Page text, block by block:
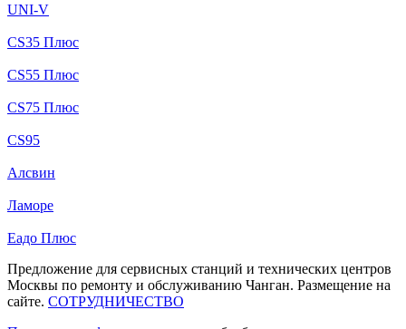
UNI-V
CS35 Плюс
CS55 Плюс
CS75 Плюс
CS95
Алсвин
Ламоре
Еадо Плюс
Предложение для сервисных станций и технических центров
Москвы по ремонту и обслуживанию Чанган. Размещение на
сайте. СОТРУДНИЧЕСТВО